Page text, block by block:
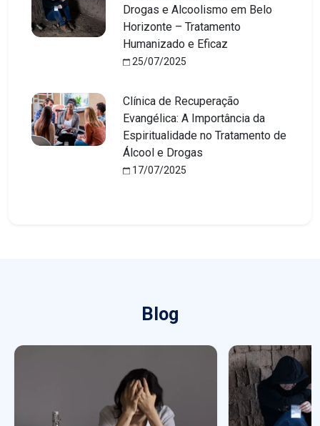
Drogas e Alcoolismo em Belo
Horizonte – Tratamento
Humanizado e Eficaz
25/07/2025
Clínica de Recuperação
Evangélica: A Importância da
Espiritualidade no Tratamento de
Álcool e Drogas
17/07/2025
Blog